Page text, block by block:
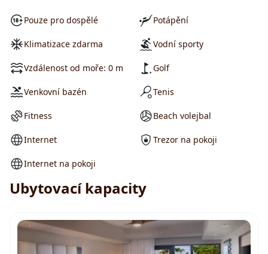
Pouze pro dospělé
Klimatizace zdarma
Vzdálenost od moře: 0 m
Venkovní bazén
Fitness
Internet
Internet na pokoji
Potápění
Vodní sporty
Golf
Tenis
Beach volejbal
Trezor na pokoji
Ubytovací kapacity